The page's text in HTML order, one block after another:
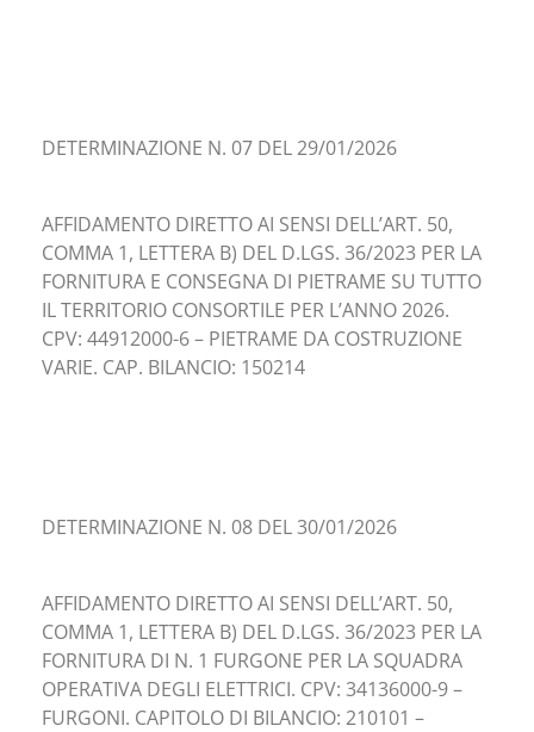
DETERMINAZIONE N. 07 DEL 29/01/2026
AFFIDAMENTO DIRETTO AI SENSI DELL’ART. 50,
COMMA 1, LETTERA B) DEL D.LGS. 36/2023 PER LA
FORNITURA E CONSEGNA DI PIETRAME SU TUTTO
IL TERRITORIO CONSORTILE PER L’ANNO 2026.
CPV: 44912000-6 – PIETRAME DA COSTRUZIONE
VARIE. CAP. BILANCIO: 150214
DETERMINAZIONE N. 08 DEL 30/01/2026
AFFIDAMENTO DIRETTO AI SENSI DELL’ART. 50,
COMMA 1, LETTERA B) DEL D.LGS. 36/2023 PER LA
FORNITURA DI N. 1 FURGONE PER LA SQUADRA
OPERATIVA DEGLI ELETTRICI. CPV: 34136000-9 –
FURGONI. CAPITOLO DI BILANCIO: 210101 –